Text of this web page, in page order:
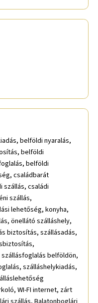
belföldi nyaralás,
belföldi
belföldi
családbarát
szállás, családi
szállás,
lehetőség, konyha,
önellátó szálláshely,
biztosítás, szállásadás,
belföldön,
szálláshelykiadás,
WI-FI internet, zárt